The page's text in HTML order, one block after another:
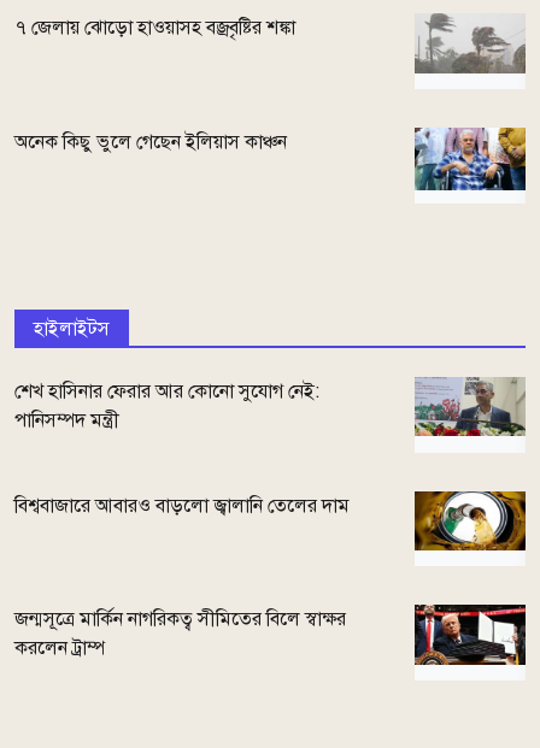
৭ জেলায় ঝোড়ো হাওয়াসহ বজ্রবৃষ্টির শঙ্কা
অনেক কিছু ভুলে গেছেন ইলিয়াস কাঞ্চন
হাইলাইটস
শেখ হাসিনার ফেরার আর কোনো সুযোগ নেই:
পানিসম্পদ মন্ত্রী
বিশ্ববাজারে আবারও বাড়লো জ্বালানি তেলের দাম
জন্মসূত্রে মার্কিন নাগরিকত্ব সীমিতের বিলে স্বাক্ষর
করলেন ট্রাম্প